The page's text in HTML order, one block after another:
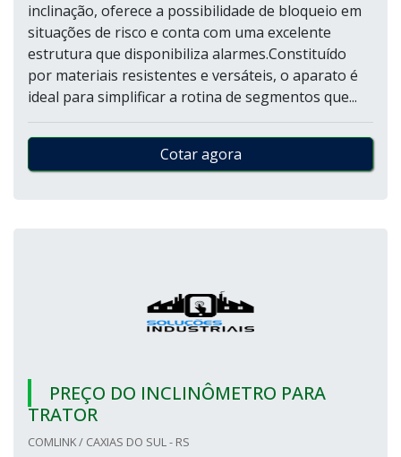
inclinação, oferece a possibilidade de bloqueio em
situações de risco e conta com uma excelente
estrutura que disponibiliza alarmes.Constituído
por materiais resistentes e versáteis, o aparato é
ideal para simplificar a rotina de segmentos que...
Cotar agora
PREÇO DO INCLINÔMETRO PARA
TRATOR
COMLINK / CAXIAS DO SUL - RS